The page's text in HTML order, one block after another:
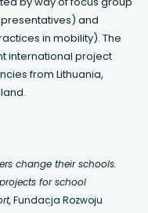
and
in mobility). The
international project
from Lithuania,
change their schools.
for school
Fundacja Rozwoju